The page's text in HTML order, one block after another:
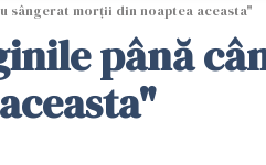
sângerat morții din noaptea aceasta"
până